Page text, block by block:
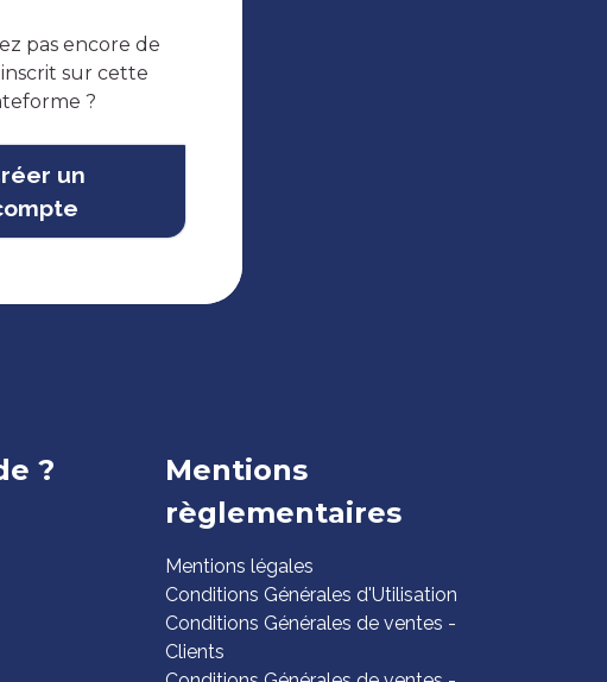
pas encore de
sur cette
?
un
?
Mentions
règlementaires
Mentions légales
Conditions Générales d'Utilisation
Conditions Générales de ventes -
Clients